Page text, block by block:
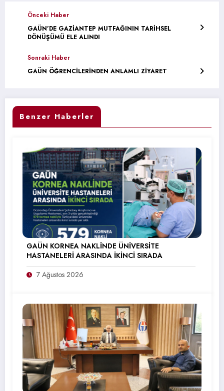
Önceki Haber
GAÜN’DE GAZİANTEP MUTFAĞININ TARİHSEL
DÖNÜŞÜMÜ ELE ALINDI
Sonraki Haber
GAÜN ÖĞRENCİLERİNDEN ANLAMLI ZİYARET
Benzer Haberler
GAÜN KORNEA NAKLİNDE ÜNİVERSİTE
HASTANELERİ ARASINDA İKİNCİ SIRADA
7 Ağustos 2026